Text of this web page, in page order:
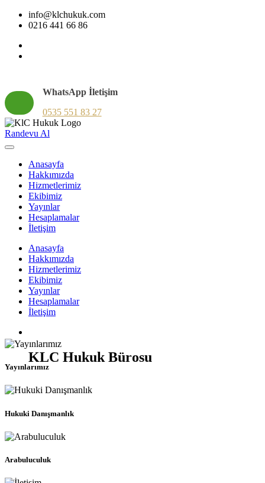
info@klchukuk.com
0216 441 66 86
WhatsApp İletişim
0535 551 83 27
Randevu Al
Anasayfa
Hakkımızda
Hizmetlerimiz
Ekibimiz
Yayınlar
Hesaplamalar
İletişim
Anasayfa
Hakkımızda
Hizmetlerimiz
Ekibimiz
Yayınlar
Hesaplamalar
İletişim
KLC Hukuk Bürosu
Yayınlarımız
Hukuki Danışmanlık
Arabuluculuk